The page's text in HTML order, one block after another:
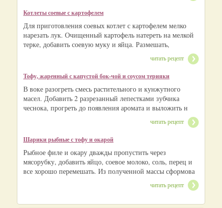
Котлеты соевые с картофелем
Для приготовления соевых котлет с картофелем мелко
нарезать лук. Очищенный картофель натереть на мелкой
терке, добавить соевую муку и яйца. Размешать,
читать рецепт
Тофу, жаренный с капустой бок-чой и соусом терияки
В воке разогреть смесь растительного и кунжутного
масел. Добавить 2 разрезанный лепестками зубчика
чеснока, прогреть до появления аромата и выложить н
читать рецепт
Шарики рыбные с тофу и окарой
Рыбное филе и окару дважды пропустить через
мясорубку, добавить яйцо, соевое молоко, соль, перец и
все хорошо перемешать. Из полученной массы сформова
читать рецепт